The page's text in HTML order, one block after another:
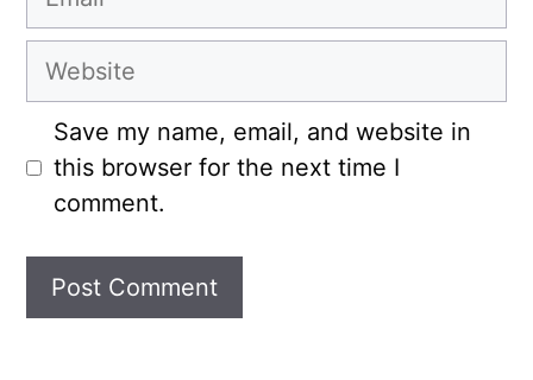
Website
Save my name, email, and website in
this browser for the next time I
comment.